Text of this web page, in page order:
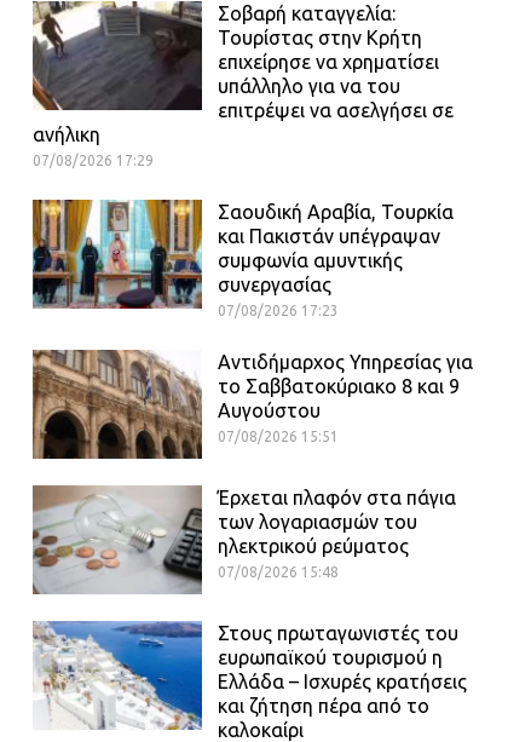
Σοβαρή καταγγελία:
Τουρίστας στην Κρήτη
επιχείρησε να χρηματίσει
υπάλληλο για να του
επιτρέψει να ασελγήσει σε
ανήλικη
07/08/2026 17:29
Σαουδική Αραβία, Τουρκία
και Πακιστάν υπέγραψαν
συμφωνία αμυντικής
συνεργασίας
07/08/2026 17:23
Αντιδήμαρχος Υπηρεσίας για
το Σαββατοκύριακο 8 και 9
Αυγούστου
07/08/2026 15:51
Έρχεται πλαφόν στα πάγια
των λογαριασμών του
ηλεκτρικού ρεύματος
07/08/2026 15:48
Στους πρωταγωνιστές του
ευρωπαϊκού τουρισμού η
Ελλάδα – Ισχυρές κρατήσεις
και ζήτηση πέρα από το
καλοκαίρι